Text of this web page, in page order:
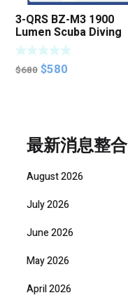
3-QRS BZ-M3 1900
Lumen Scuba Diving
Torch
$680 Original
$580
最新消息整合
August 2026
July 2026
June 2026
May 2026
April 2026